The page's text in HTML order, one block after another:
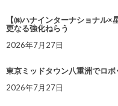
【㈱ハナインターナショナル
更なる強化ねらう
2026年7月27日
東京ミッドタウン八重洲でロ
2026年7月27日